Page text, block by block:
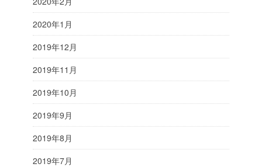
2020年1月
2019年12月
2019年11月
2019年10月
2019年9月
2019年8月
2019年7月